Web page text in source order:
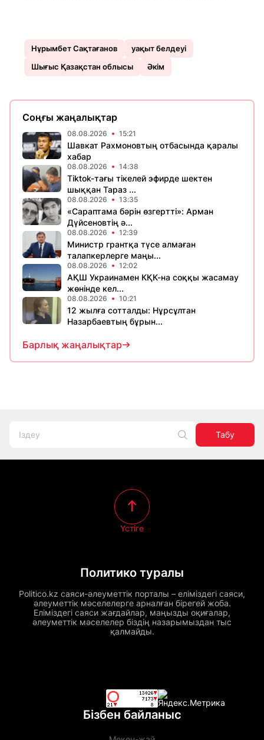
Нұрымбет Сақтағанов
уақыт белдеуі
Шығыс Қазақстан облысы
Әкім
Соңғы жаңалықтар
08.08.2026 15:21
Шавкат Рахмоновтың отбасында қаралы
хабар
08.08.2026 14:38
Tiktok-тағы тікелей эфирде шектен
шыққан Тараз ...
08.08.2026 13:35
«Сараптама бәрін өзгертті»: Арман
Дүйсеновтің ә...
08.08.2026 12:39
Министр грантқа түсе алмаған
талапкерлерге маңы...
08.08.2026 12:02
АҚШ Украинамен КҚК-на соққы жасамау
жөнінде кел...
08.08.2026 10:21
12 жылға сотталды: Нұрсұлтан
Назарбаевтың бұрын...
Барлық жаңалықтар
Табу
Политико туралы
Politico.kz саяси-әлеуметтік порталы – еліміздегі саяси,
әлеуметтік мәселелерге арналған бірегей жоба.
Еліміздегі саяси жағдайлар, маңызды оқиғалар,
әлеуметтік мәселелер біздің назарымыздан тыс
қалмайды.
Үстіге
Бізбен байланыс